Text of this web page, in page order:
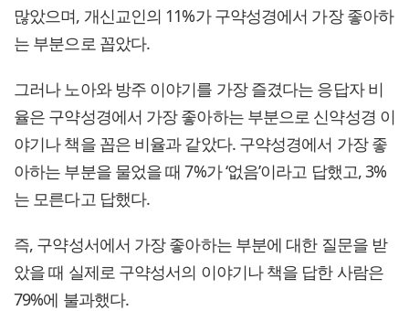
많았으며, 개신교인의 11%가 구약성경에서 가장 좋아하
는 부분으로 꼽았다.
그러나 노아와 방주 이야기를 가장 즐겼다는 응답자 비
율은 구약성경에서 가장 좋아하는 부분으로 신약성경 이
야기나 책을 꼽은 비율과 같았다. 구약성경에서 가장 좋
아하는 부분을 물었을 때 7%가 ‘없음’이라고 답했고, 3%
는 모른다고 답했다.
즉, 구약성서에서 가장 좋아하는 부분에 대한 질문을 받
았을 때 실제로 구약성서의 이야기나 책을 답한 사람은
79%에 불과했다.